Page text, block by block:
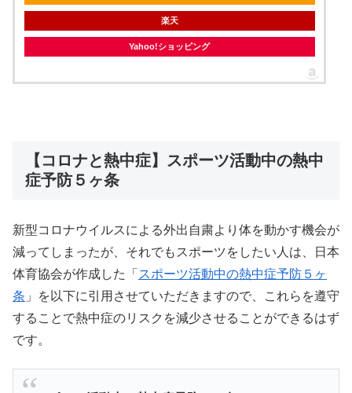
楽天
Yahoo!ショッピング
【コロナと熱中症】スポーツ活動中の熱中
症予防５ヶ条
新型コロナウイルスによる外出自粛より体を動かす機会が
減ってしまったが、それでもスポーツをしたい人は、日本
体育協会が作成した「 スポーツ活動中の熱中症予防５ヶ
条 」を以下に引用させていただきますので、これらを遵守
することで熱中症のリスクを減少させることができるはず
です。